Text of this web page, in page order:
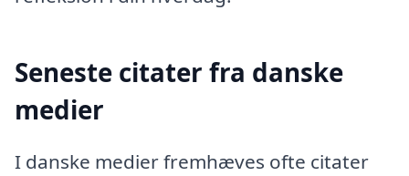
Seneste citater fra danske
medier
I danske medier fremhæves ofte citater